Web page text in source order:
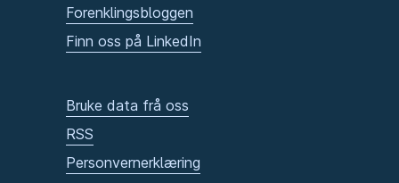
Forenklingsbloggen
Finn oss på LinkedIn
Bruke data frå oss
RSS
Personvernerklæring